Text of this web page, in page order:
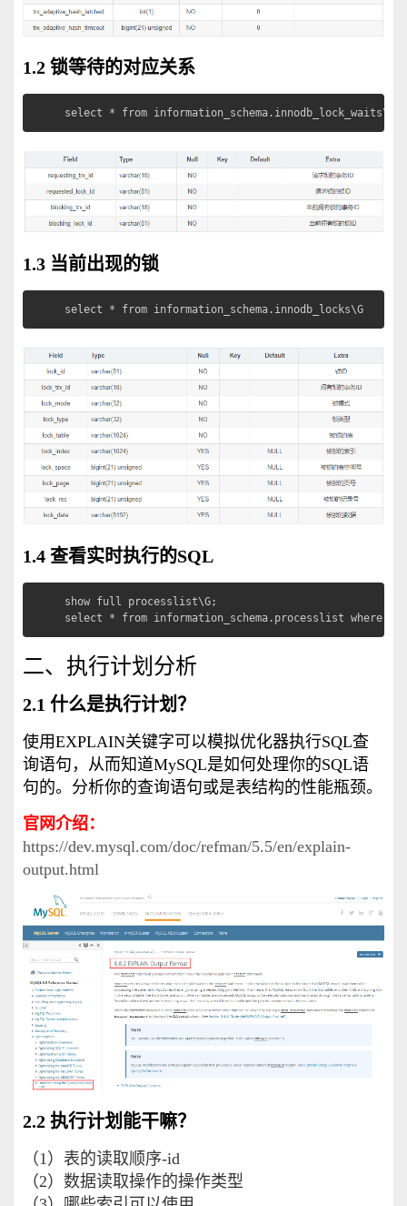
1.2 锁等待的对应关系
select * from information_schema.innodb_lock_waits\G
1.3 当前出现的锁
select * from information_schema.innodb_locks\G
1.4 查看实时执行的SQL
show full processlist\G;
select * from information_schema.processlist where
二、执行计划分析
2.1 什么是执行计划？
使用EXPLAIN关键字可以模拟优化器执行SQL查
询语句，从而知道MySQL是如何处理你的SQL语
句的。分析你的查询语句或是表结构的性能瓶颈。
官网介绍：
https://dev.mysql.com/doc/refman/5.5/en/explain-
output.html
2.2 执行计划能干嘛？
（1）表的读取顺序-id
（2）数据读取操作的操作类型